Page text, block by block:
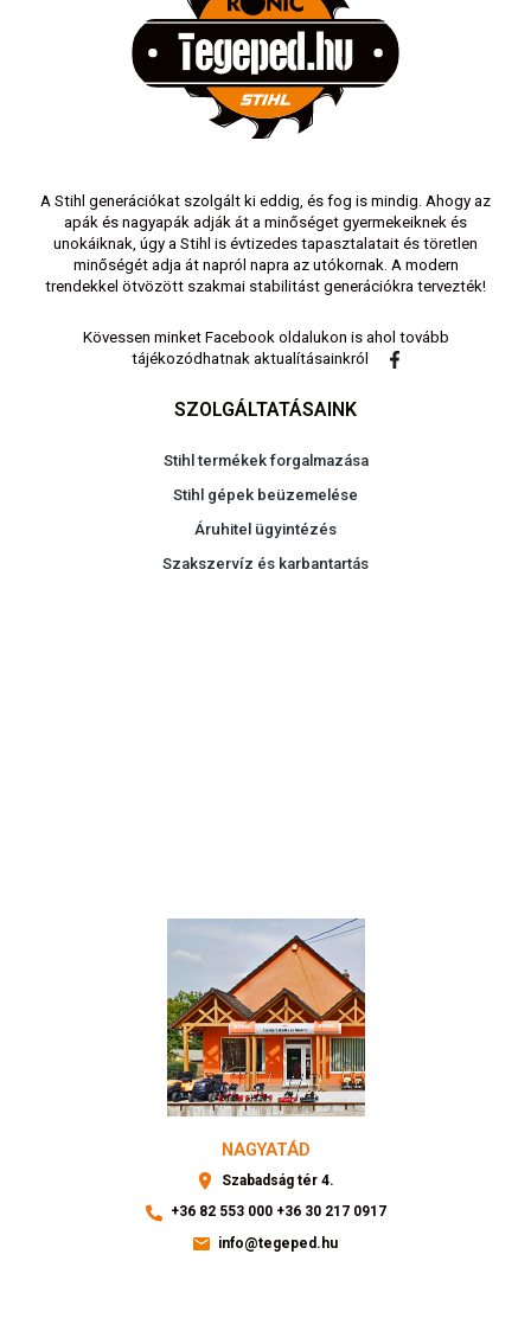
A Stihl generációkat szolgált ki eddig, és fog is mindig. Ahogy az
apák és nagyapák adják át a minőséget gyermekeiknek és
unokáiknak, úgy a Stihl is évtizedes tapasztalatait és töretlen
minőségét adja át napról napra az utókornak. A modern
trendekkel ötvözött szakmai stabilitást generációkra tervezték!
Kövessen minket Facebook oldalukon is ahol tovább
tájékozódhatnak aktualításainkról
SZOLGÁLTATÁSAINK
Stihl termékek forgalmazása
Stihl gépek beüzemelése
Áruhitel ügyintézés
Szakszervíz és karbantartás
NAGYATÁD
Szabadság tér 4.
+36 82 553 000 +36 30 217 0917
info@tegeped.hu